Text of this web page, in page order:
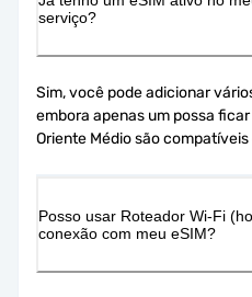
serviço?
Sim, você pode adicionar
embora apenas um possa
Oriente Médio são
Posso usar Roteador Wi-Fi
conexão com meu eSIM?